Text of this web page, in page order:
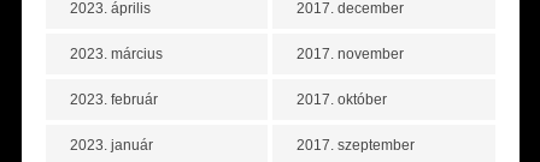
2023. április
2023. március
2023. február
2023. január
2017. december
2017. november
2017. október
2017. szeptember